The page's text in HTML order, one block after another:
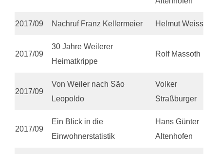
2017/09 Nachruf Franz Kellermeier Helmut Weiss
2017/09
30 Jahre Weilerer
Heimatkrippe
Rolf Massoth
2017/09
Von Weiler nach São
Leopoldo
Volker
Straßburger
2017/09
Ein Blick in die
Einwohnerstatistik
Hans Günter
Altenhofen